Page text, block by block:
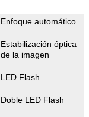
Enfoque automático
Estabilización óptica
de la imagen
LED Flash
Doble LED Flash